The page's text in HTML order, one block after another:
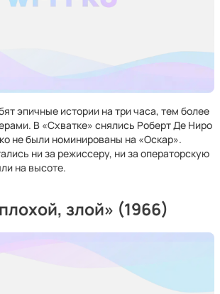
эпичные истории на три часа, тем более
В «Схватке» снялись Роберт Де Ниро
не были номинированы на «Оскар».
ни за режиссеру, ни за операторскую
на высоте.
злой» (1966)